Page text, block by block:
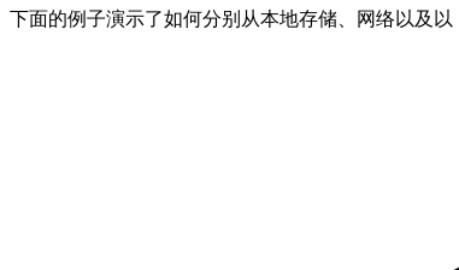
下面的例子演示了如何分别从本地存储、网络以及以